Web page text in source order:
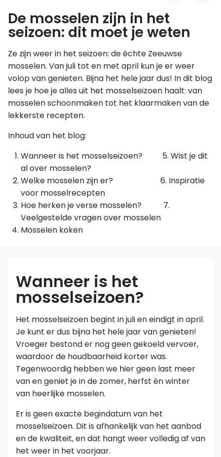
Leer koken als een chef
Kooktips & blogs
De mosselen zijn in het
seizoen: dit moet je weten
Ze zijn weer in het seizoen: de échte Zeeuwse
mosselen. Van juli tot en met april kun je er weer
volop van genieten. Bijna het hele jaar dus! In dit blog
lees je hoe je alles uit het mosselseizoen haalt: van
mosselen schoonmaken tot het klaarmaken van de
lekkerste recepten.
Inhoud van het blog:
Wanneer is het mosselseizoen? 5. Wist je dit
al over mosselen?
Welke mosselen zijn er? 6. Inspiratie
voor mosselrecepten
Hoe herken je verse mosselen? 7.
Veelgestelde vragen over mosselen
Mosselen koken
Wanneer is het
mosselseizoen?
Het mosselseizoen begint in juli en eindigt in april.
Je kunt er dus bijna het hele jaar van genieten!
Vroeger bestond er nog geen gekoeld vervoer,
waardoor de houdbaarheid korter was.
Tegenwoordig hebben we hier geen last meer
van en geniet je in de zomer, herfst én winter
van heerlijke mosselen.
Er is geen exacte begindatum van het
mosselseizoen. Dit is afhankelijk van het aanbod
en de kwaliteit, en dat hangt weer volledig af van
het weer in het voorjaar.